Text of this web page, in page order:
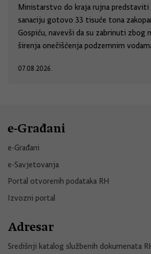
Ministarstvo do kraja rujna predstaviti
sanaciju gotovo 33 tisuće tona
Gospiću, navevši da su zabrinuti zbog
širenja onečišćenja podzemnim
07.08.2026.
e-Građani
e-Građani
e-Savjetovanja
Portal otvorenih podataka RH
Izvozni portal
Adresar
Središnji katalog službenih dokumenata